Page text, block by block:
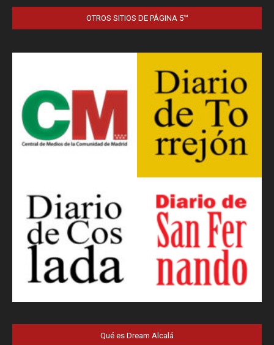
OTROS SITIOS DE PÁGINA 5™
Qué es Dream Alcalá